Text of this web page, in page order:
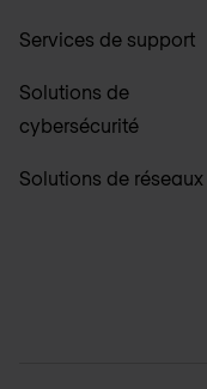
Services de support
Solutions de
cybersécurité
Solutions de réseaux